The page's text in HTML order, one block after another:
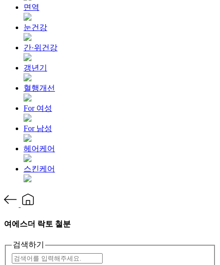
면역
눈건강
간·위건강
갱년기
혈행개선
For 여성
For 남성
헤어케어
스킨케어
여에스더 락토 철분
검색하기